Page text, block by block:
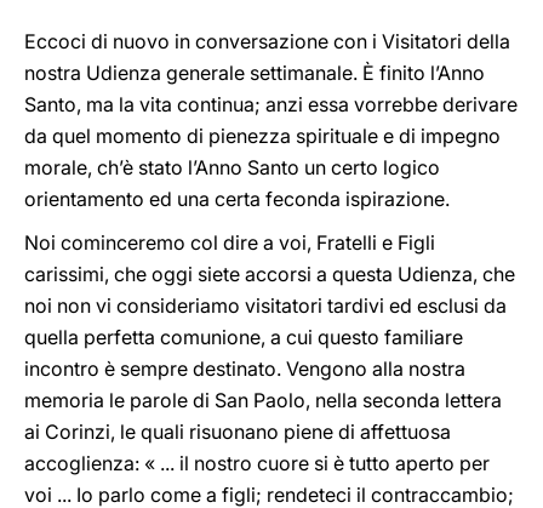
Eccoci di nuovo in conversazione con i Visitatori della
nostra Udienza generale settimanale. È finito l’Anno
Santo, ma la vita continua; anzi essa vorrebbe derivare
da quel momento di pienezza spirituale e di impegno
morale, ch’è stato l’Anno Santo un certo logico
orientamento ed una certa feconda ispirazione.
Noi cominceremo col dire a voi, Fratelli e Figli
carissimi, che oggi siete accorsi a questa Udienza, che
noi non vi consideriamo visitatori tardivi ed esclusi da
quella perfetta comunione, a cui questo familiare
incontro è sempre destinato. Vengono alla nostra
memoria le parole di San Paolo, nella seconda lettera
ai Corinzi, le quali risuonano piene di affettuosa
accoglienza: « ... il nostro cuore si è tutto aperto per
voi ... Io parlo come a figli; rendeteci il contraccambio;